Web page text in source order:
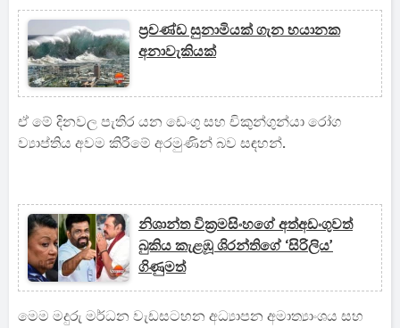
ප්‍රචණ්ඩ සුනාමියක් ගැන භයානක
අනාවැකියක්
ඒ මේ දිනවල පැතිර යන ඩෙංගු සහ චිකුන්ගුන්යා රෝග
ව්‍යාප්තිය අවම කිරීමේ අරමුණින් බව සඳහන්.
නිශාන්ත වික්‍රමසිංහගේ අත්අඩංගුවත්
බුකිය කැළඹූ ශිරන්තිගේ ‘සිරිලිය’
ගිණුමත්
මෙම මදුරු මර්ධන වැඩසටහන අධ්‍යාපන අමාත්‍යාංශය සහ